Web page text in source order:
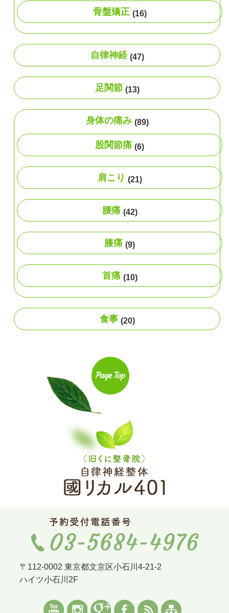
骨盤矯正 (16)
自律神経 (47)
足関節 (13)
身体の痛み (89)
股関節痛 (6)
肩こり (21)
腰痛 (42)
膝痛 (9)
首痛 (10)
食事 (20)
〒112-0002 東京都文京区小石川4-21-2
ハイツ小石川2F